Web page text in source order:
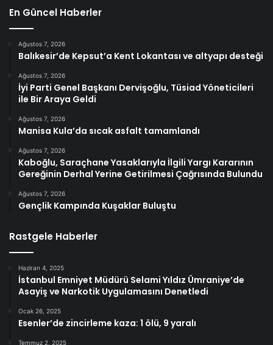
En Güncel Haberler
Ağustos 7, 2026
Balıkesir’de Kepsut’a Kent Lokantası ve altyapı desteği
Ağustos 7, 2026
İyi Parti Genel Başkanı Dervişoğlu, Tüsiad Yöneticileri
ile Bir Araya Geldi
Ağustos 7, 2026
Manisa Kula’da sıcak asfalt tamamlandı
Ağustos 7, 2026
Kaboğlu, Saraçhane Yasaklarıyla İlgili Yargı Kararının
Gereğinin Derhal Yerine Getirilmesi Çağrısında Bulundu
Ağustos 7, 2026
Gençlik Kampında Kuşaklar Buluştu
Rastgele Haberler
Haziran 4, 2025
İstanbul Emniyet Müdürü Selami Yıldız Ümraniye’de
Asayiş ve Narkotik Uygulamasını Denetledi
Ocak 26, 2025
Esenler’de zincirleme kaza: 1 ölü, 9 yaralı
Temmuz 2, 2025